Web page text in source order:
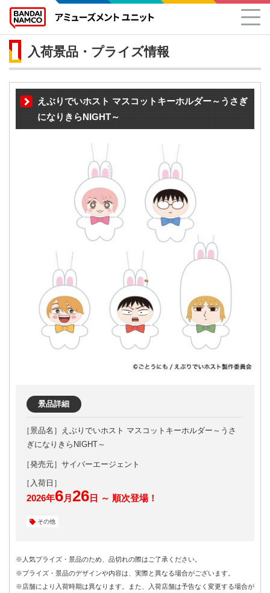
入荷景品・プライズ情報
えぶりでいホスト マスコットキーホルダー～うさぎ
になりきらNIGHT～
景品詳細
えぶりでいホスト マスコットキーホルダー～うさ
ぎになりきらNIGHT～
［発売元］サイバーエージェント
2026年6月 26日 ～ 順次登場！
その他
※人気プライズ・景品のため、品切れの際はご了承ください。
※プライズ・景品のデザインや内容は、実際と異なる場合がございます。
※店舗により入荷時期は異なります。また、入荷店舗は予告なく変更する場合が